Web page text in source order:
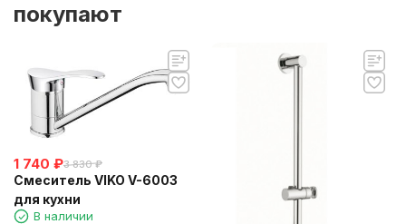
покупают
1 740 ₽3 830 ₽
Смеситель VIKO V-6003
для кухни
В наличии